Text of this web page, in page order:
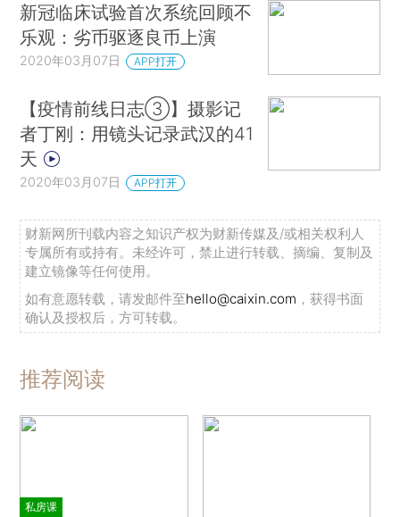
新冠临床试验首次系统回顾不
乐观：劣币驱逐良币上演
2020年03月07日 APP打开
【疫情前线日志③】摄影记
者丁刚：用镜头记录武汉的41
天
2020年03月07日 APP打开
财新网所刊载内容之知识产权为财新传媒及/或相关权利人
专属所有或持有。未经许可，禁止进行转载、摘编、复制及
建立镜像等任何使用。
如有意愿转载，请发邮件至hello@caixin.com ，获得书面
确认及授权后，方可转载。
推荐阅读
私房课